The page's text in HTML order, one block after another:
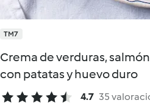
TM7
Crema de verduras,
con patatas y huevo duro
4.7 35